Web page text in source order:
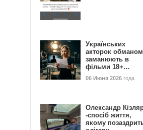
Українських
акторок обманом
заманюють в
фільми 18+…
06 Июня 2026 года
Олександр
-спосіб життя,
якому